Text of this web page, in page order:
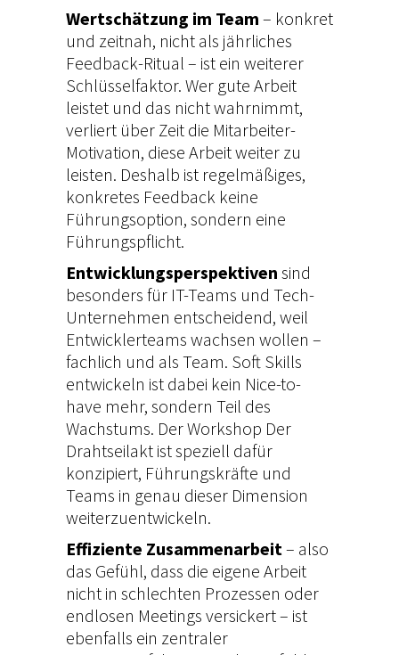
Wertschätzung im Team – konkret
und zeitnah, nicht als jährliches
Feedback-Ritual – ist ein weiterer
Schlüsselfaktor. Wer gute Arbeit
leistet und das nicht wahrnimmt,
verliert über Zeit die Mitarbeiter-
Motivation, diese Arbeit weiter zu
leisten. Deshalb ist regelmäßiges,
konkretes Feedback keine
Führungsoption, sondern eine
Führungspflicht.
Entwicklungsperspektiven sind
besonders für IT-Teams und Tech-
Unternehmen entscheidend, weil
Entwicklerteams wachsen wollen –
fachlich und als Team. Soft Skills
entwickeln ist dabei kein Nice-to-
have mehr, sondern Teil des
Wachstums. DerWorkshop Der
Drahtseilakt ist speziell dafür
konzipiert, Führungskräfte und
Teams in genau dieser Dimension
weiterzuentwickeln.
Effiziente Zusammenarbeit– also
das Gefühl, dass die eigene Arbeit
nicht in schlechten Prozessen oder
endlosen Meetings versickert – ist
ebenfalls ein zentraler